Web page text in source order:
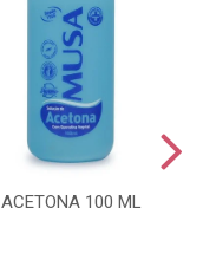
ACETONA 100 ML